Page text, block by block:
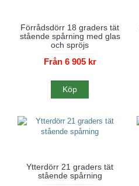
Förrådsdörr 18 graders tät
stående spårning med glas
och spröjs
Från 6 905 kr
Köp
Ytterdörr 21 graders tät
stående spårning